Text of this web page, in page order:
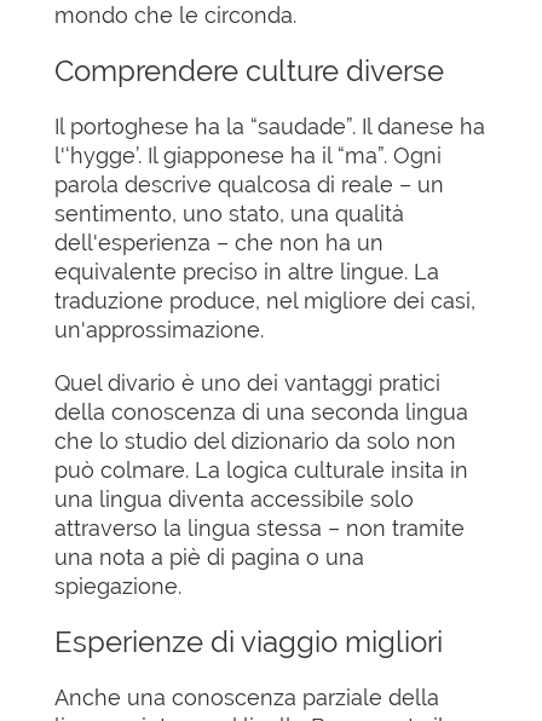
mondo che le circonda.
Comprendere culture diverse
Il portoghese ha la “saudade”. Il danese ha
l'‘hygge’. Il giapponese ha il “ma”. Ogni
parola descrive qualcosa di reale – un
sentimento, uno stato, una qualità
dell'esperienza – che non ha un
equivalente preciso in altre lingue. La
traduzione produce, nel migliore dei casi,
un'approssimazione.
Quel divario è uno dei vantaggi pratici
della conoscenza di una seconda lingua
che lo studio del dizionario da solo non
può colmare. La logica culturale insita in
una lingua diventa accessibile solo
attraverso la lingua stessa – non tramite
una nota a piè di pagina o una
spiegazione.
Esperienze di viaggio migliori
Anche una conoscenza parziale della